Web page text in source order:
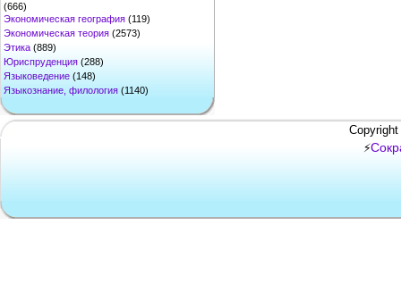
(666)
Экономическая география (119)
Экономическая теория (2573)
Этика (889)
Юриспруденция (288)
Языковедение (148)
Языкознание, филология (1140)
⚡